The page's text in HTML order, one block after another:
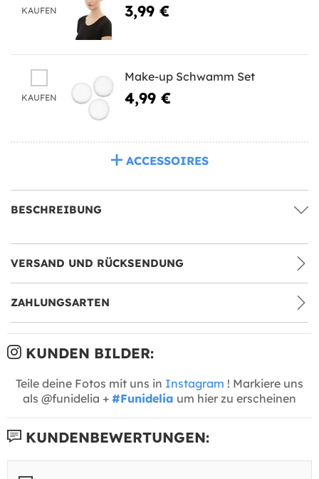
KAUFEN 3,99 €
KAUFEN
Make-up Schwamm Set
4,99 €
ACCESSOIRES
BESCHREIBUNG
VERSAND UND RÜCKSENDUNG
ZAHLUNGSARTEN
KUNDEN BILDER:
Teile deine Fotos mit uns in Instagram ! Markiere uns
als @funidelia + #Funidelia um hier zu erscheinen
KUNDENBEWERTUNGEN: